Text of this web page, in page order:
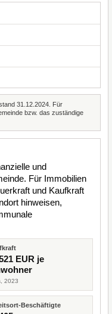
31.12.2024. Für
bzw. das zuständige
und
Für Immobilien
und Kaufkraft
hinweisen,
EUR je
2023
Beschäftigte